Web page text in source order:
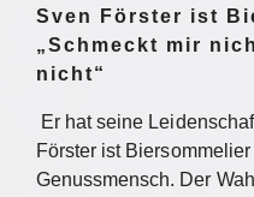
Sven Förster ist
„Schmeckt mir
nicht“
Er hat seine
Förster ist
Genussmensch. Der